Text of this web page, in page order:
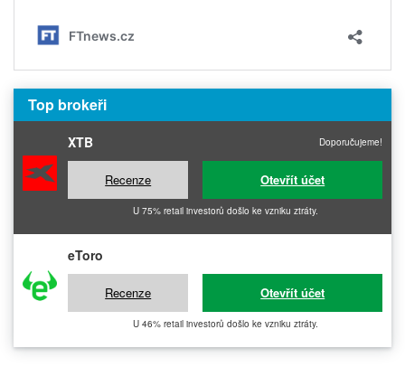
Top brokeři
XTB Doporučujeme!
Recenze Otevřít účet
U 75% retail investorů došlo ke vzniku ztráty.
eToro
Recenze Otevřít účet
U 46% retail investorů došlo ke vzniku ztráty.